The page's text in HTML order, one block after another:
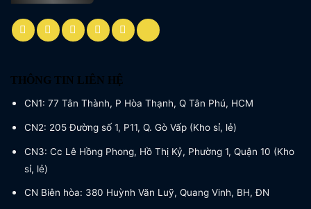
THÔNG TIN LIÊN HỆ
CN1: 77 Tân Thành, P Hòa Thạnh, Q Tân Phú, HCM
CN2: 205 Đường số 1, P11, Q. Gò Vấp (Kho sỉ, lẻ)
CN3: Cc Lê Hồng Phong, Hồ Thị Kỷ, Phường 1, Quận 10 (Kho
sỉ, lẻ)
CN Biên hòa: 380 Huỳnh Văn Luỹ, Quang Vinh, BH, ĐN